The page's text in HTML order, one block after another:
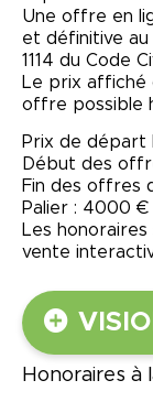
Une offre en
et définitive au
1114 du Code
Le prix affiché
offre possible
Prix de départ
Début des
Fin des offres
Palier : 4000 €
Les
vente
Honoraires à